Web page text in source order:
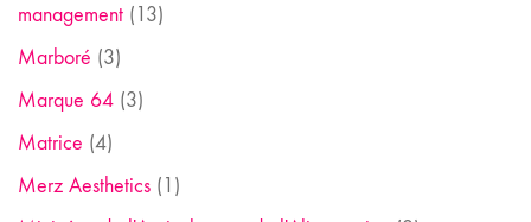
management (13)
Marboré (3)
Marque 64 (3)
Matrice (4)
Merz Aesthetics (1)